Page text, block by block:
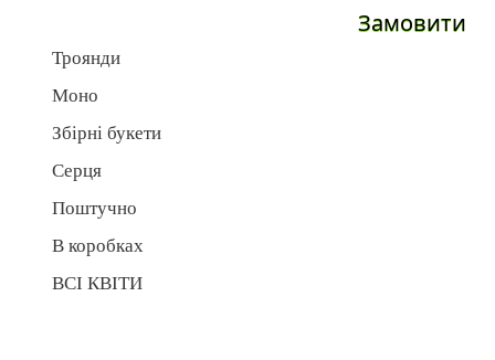
Замовити
Троянди
Моно
Збірні букети
Серця
Поштучно
В коробках
ВСІ КВІТИ